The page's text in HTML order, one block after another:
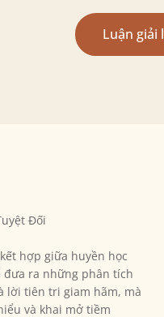
Luận giải
Đối
hợp giữa huyền học
ra những phân tích
lời tiên tri giam hãm, mà
và khai mở tiềm